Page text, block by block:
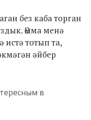
без каба торган
Әмма менә
тотып та,
әйбер
в